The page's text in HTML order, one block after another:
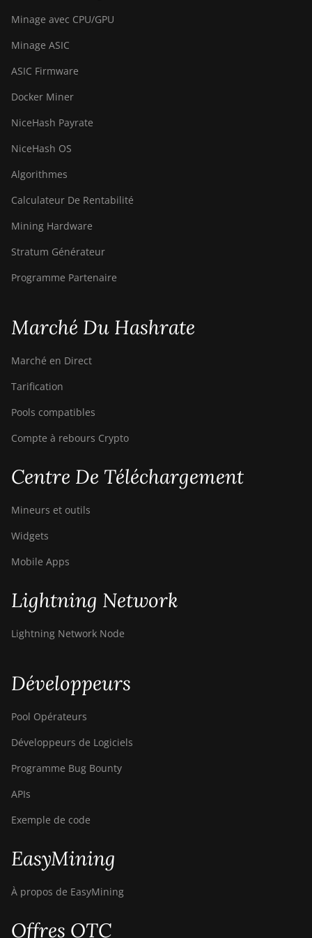
Hydro
Bitdeer SealMiner A4 Pro Air
Hydro
Hydro
Bitdeer SealMiner DL1 Air
Bitdeer SealMiner DL1 Hydro
Bitmain Antminer AL1
Canaan Avalon A1566I
Canaan Avalon A16 (282Th)
Canaan Avalon A16XP (300Th)
Canaan Avalon Made A1466
Canaan Avalon Mini 3
Canaan Avalon Nano 3
Canaan Avalon Nano 3S
Canaan Avalon Q
Canaan AvalonMiner 1047
Minage avec CPU/GPU
Minage ASIC
ASIC Firmware
Docker Miner
NiceHash Payrate
NiceHash OS
Algorithmes
Calculateur De Rentabilité
Mining Hardware
Stratum Générateur
Programme Partenaire
Marché Du Hashrate
Marché en Direct
Tarification
Pools compatibles
Compte à rebours Crypto
Centre De Téléchargement
Mineurs et outils
Widgets
Mobile Apps
Lightning Network
Lightning Network Node
Développeurs
Pool Opérateurs
Développeurs de Logiciels
Programme Bug Bounty
APIs
Exemple de code
EasyMining
À propos de EasyMining
Offres OTC